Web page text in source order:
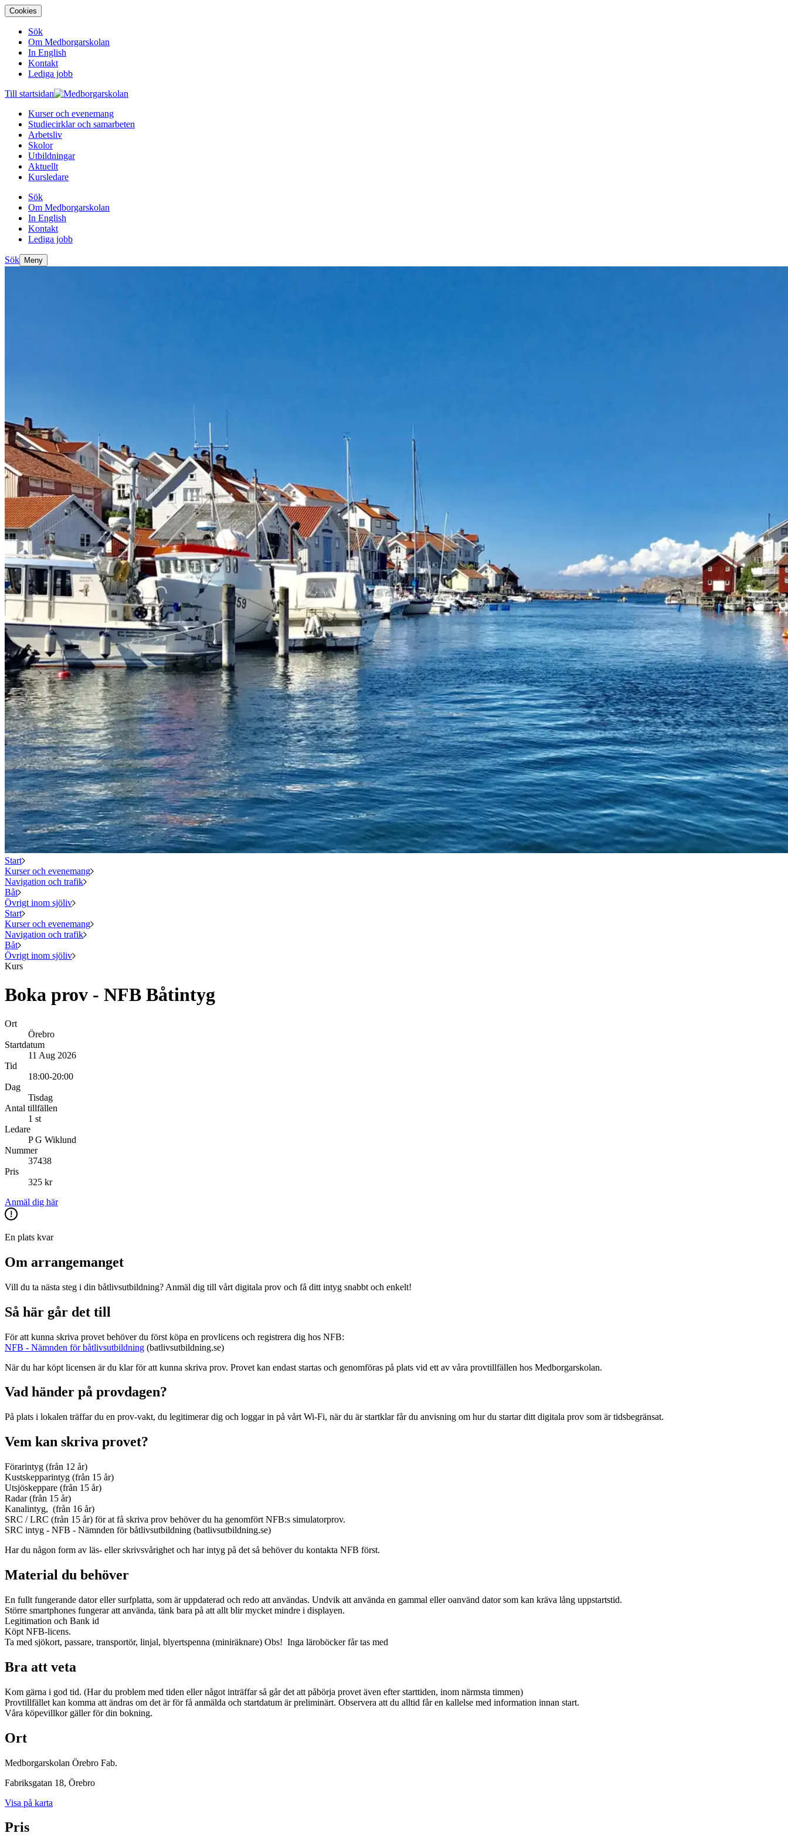
Cookies
Sök
Om Medborgarskolan
In English
Kontakt
Lediga jobb
Till startsidan
Kurser och evenemang
Studiecirklar och samarbeten
Arbetsliv
Skolor
Utbildningar
Aktuellt
Kursledare
Sök
Om Medborgarskolan
In English
Kontakt
Lediga jobb
Sök Meny
Start
Kurser och evenemang
Navigation och trafik
Båt
Övrigt inom sjöliv
Start
Kurser och evenemang
Navigation och trafik
Båt
Övrigt inom sjöliv
Kurs
Boka prov - NFB Båtintyg
Ort
Örebro
Startdatum
11 Aug 2026
Tid
18:00-20:00
Dag
Tisdag
Antal tillfällen
1 st
Ledare
P G Wiklund
Nummer
37438
Pris
325 kr
Anmäl dig här
En plats kvar
Om arrangemanget
Vill du ta nästa steg i din båtlivsutbildning? Anmäl dig till vårt digitala prov och få ditt intyg snabbt och enkelt!
Så här går det till
För att kunna skriva provet behöver du först köpa en provlicens och registrera dig hos NFB:
NFB - Nämnden för båtlivsutbildning (batlivsutbildning.se)
När du har köpt licensen är du klar för att kunna skriva prov. Provet kan endast startas och genomföras på plats vid ett av våra provtillfällen hos Medborgarskolan.
Vad händer på provdagen?
På plats i lokalen träffar du en prov-vakt, du legitimerar dig och loggar in på vårt Wi-Fi, när du är startklar får du anvisning om hur du startar ditt digitala prov som är tidsbegränsat.
Vem kan skriva provet?
Förarintyg (från 12 år)
Kustskepparintyg (från 15 år)
Utsjöskeppare (från 15 år)
Radar (från 15 år)
Kanalintyg, (från 16 år)
SRC / LRC (från 15 år) för at få skriva prov behöver du ha genomfört NFB:s simulatorprov.
SRC intyg - NFB - Nämnden för båtlivsutbildning (batlivsutbildning.se)
Har du någon form av läs- eller skrivsvårighet och har intyg på det så behöver du kontakta NFB först.
Material du behöver
En fullt fungerande dator eller surfplatta, som är uppdaterad och redo att användas. Undvik att använda en gammal eller oanvänd dator som kan kräva lång uppstartstid.
Större smartphones fungerar att använda, tänk bara på att allt blir mycket mindre i displayen.
Legitimation och Bank id
Köpt NFB-licens.
Ta med sjökort, passare, transportör, linjal, blyertspenna (miniräknare) Obs! Inga läroböcker får tas med
Bra att veta
Kom gärna i god tid. (Har du problem med tiden eller något inträffar så går det att påbörja provet även efter starttiden, inom närmsta timmen)
Provtillfället kan komma att ändras om det är för få anmälda och startdatum är preliminärt. Observera att du alltid får en kallelse med information innan start.
Våra köpevillkor gäller för din bokning.
Ort
Medborgarskolan Örebro Fab.
Fabriksgatan 18, Örebro
Visa på karta
Pris